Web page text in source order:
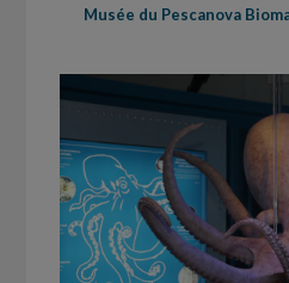
Musée du Pescanova